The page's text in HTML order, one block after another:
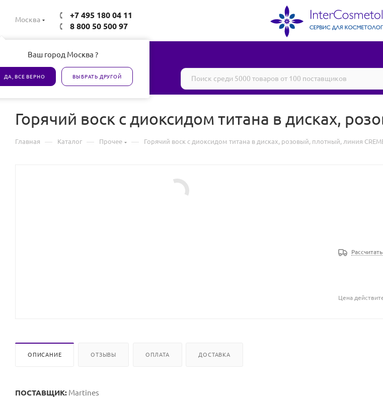
Москва
Ваш город Москва ?
ДА, ВСЕ ВЕРНО ВЫБРАТЬ ДРУГОЙ
+7 495 180 04 11
8 800 50 500 97
Все товары сертифицированы
Горячий воск с диоксидом титана в дисках,
Главная — Каталог — Прочее — Горячий воск с диоксидом титана в дисках, розовый, плотный, линия
Цена
ОПИСАНИЕ ОТЗЫВЫ ОПЛАТА ДОСТАВКА
ПОСТАВЩИК: Martines